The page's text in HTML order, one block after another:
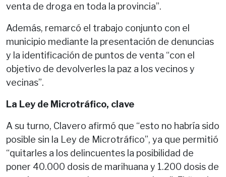
venta de droga en toda la provincia”.
Además, remarcó el trabajo conjunto con el
municipio mediante la presentación de denuncias
y la identificación de puntos de venta “con el
objetivo de devolverles la paz a los vecinos y
vecinas”.
La Ley de Microtráfico, clave
A su turno, Clavero afirmó que “esto no habría sido
posible sin la Ley de Microtráfico”, ya que permitió
“quitarles a los delincuentes la posibilidad de
poner 40.000 dosis de marihuana y 1.200 dosis de